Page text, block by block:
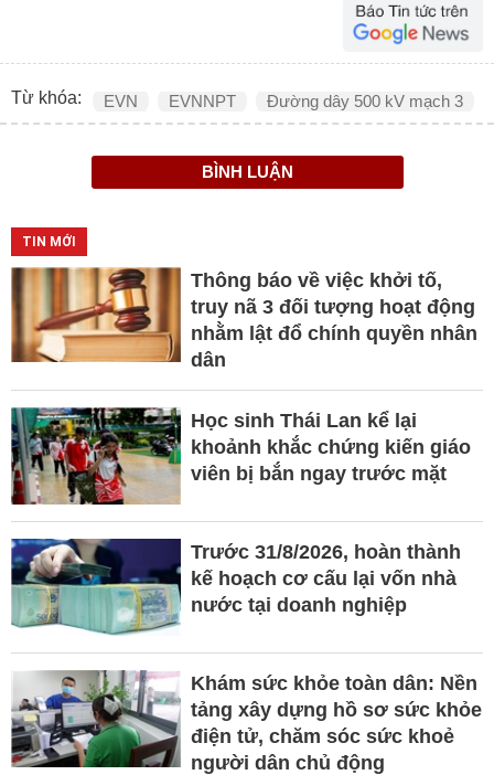
Từ khóa: EVN EVNNPT Đường dây 500 kV mạch 3
BÌNH LUẬN
TIN MỚI
Thông báo về việc khởi tố,
truy nã 3 đối tượng hoạt động
nhằm lật đổ chính quyền nhân
dân
Học sinh Thái Lan kể lại
khoảnh khắc chứng kiến giáo
viên bị bắn ngay trước mặt
Trước 31/8/2026, hoàn thành
kế hoạch cơ cấu lại vốn nhà
nước tại doanh nghiệp
Khám sức khỏe toàn dân: Nền
tảng xây dựng hồ sơ sức khỏe
điện tử, chăm sóc sức khoẻ
người dân chủ động